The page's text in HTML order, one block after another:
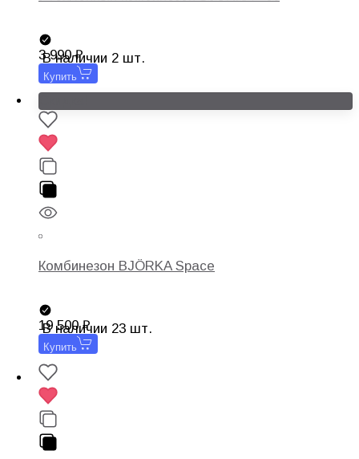
В наличии 2 шт.
3 990
Купить
Комбинезон BJÖRKA Space
В наличии 23 шт.
19 500
Купить